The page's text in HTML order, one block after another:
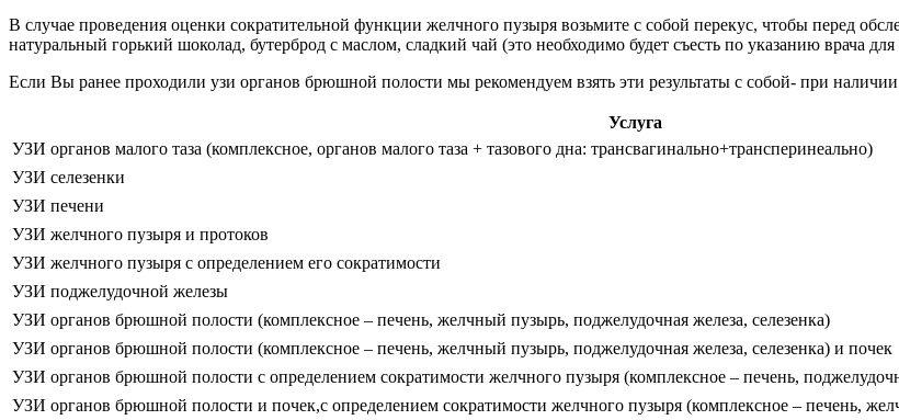
В случае проведения оценки сократительной функции желчного пузыря возьмите с собой перекус, чтобы перед
натуральный горький шоколад, бутерброд с маслом, сладкий чай (это необходимо будет съесть по указанию врача
Если Вы ранее проходили узи органов брюшной полости мы рекомендуем взять эти результаты с собой- при
Услуга
УЗИ органов малого таза (комплексное, органов малого таза + тазового дна: трансвагинально+трансперинеально)
УЗИ селезенки
УЗИ печени
УЗИ желчного пузыря и протоков
УЗИ желчного пузыря с определением его сократимости
УЗИ поджелудочной железы
УЗИ органов брюшной полости (комплексное – печень, желчный пузырь, поджелудочная железа, селезенка)
УЗИ органов брюшной полости (комплексное – печень, желчный пузырь, поджелудочная железа, селезенка) и почек
УЗИ органов брюшной полости с определением сократимости желчного пузыря (комплексное – печень,
УЗИ органов брюшной полости и почек,с определением сократимости желчного пузыря (комплексное – печень,